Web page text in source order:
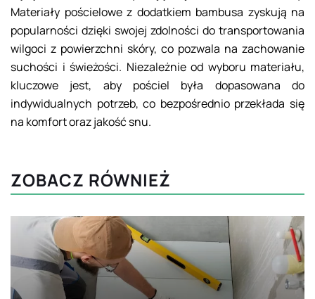
Materiały pościelowe z dodatkiem bambusa zyskują na
popularności dzięki swojej zdolności do transportowania
wilgoci z powierzchni skóry, co pozwala na zachowanie
suchości i świeżości. Niezależnie od wyboru materiału,
kluczowe jest, aby pościel była dopasowana do
indywidualnych potrzeb, co bezpośrednio przekłada się
na komfort oraz jakość snu.
ZOBACZ RÓWNIEŻ